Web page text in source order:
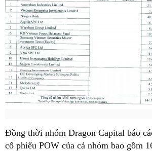
Đồng thời nhóm Dragon Capital báo
cổ phiếu POW của cả nhóm bao gồm